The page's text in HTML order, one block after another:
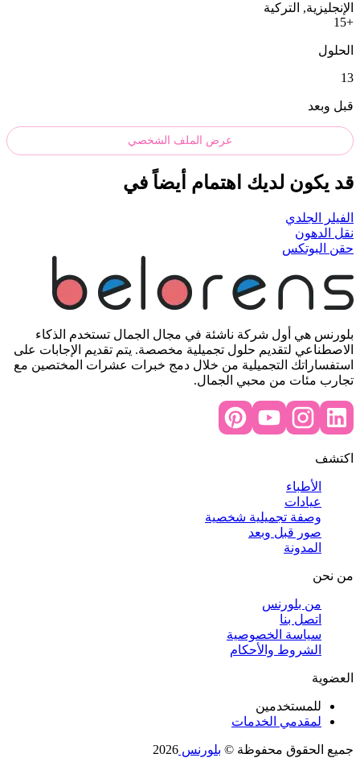
الإنجليزية, التركية
+15
الحلول
13
قبل وبعد
عرض الملف الشخصي
قد يكون لديك اهتمام أيضاً في
الفيلر الجلدي
نقل الدهون
حقن البوتكس
بلورنس هي أول شركة ناشئة في مجال الجمال تستخدم الذكاء
الاصطناعي لتقديم حلول تجميلية مخصصة. يتم تقديم الإجابات على
استفساراتك التجميلية من خلال دمج خبرات عشرات المختصين مع
تجارب مئات من محبي الجمال.
اكتشف
الأطباء
عيادات
وصفة تجميلية شخصية
صور قبل وبعد
المدونة
من نحن
من بلورنس
اتصل بنا
سياسة الخصوصية
الشروط والأحكام
العضوية
للمستخدمين
لمقدمي الخدمات
جميع الحقوق محفوظة ©️ بلورنس 2026